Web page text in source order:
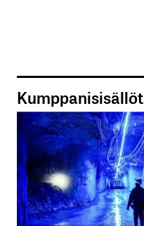
Kumppanisisällöt